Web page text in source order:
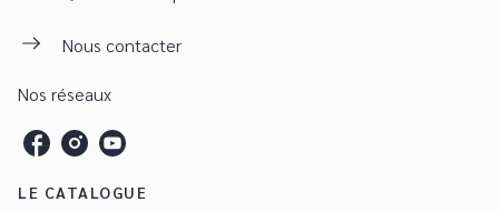
Nous contacter
Nos réseaux
LE CATALOGUE